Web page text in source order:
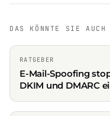
DAS KÖNNTE SIE AUCH
RATGEBER
E-Mail-Spoofing
DKIM und DMARC